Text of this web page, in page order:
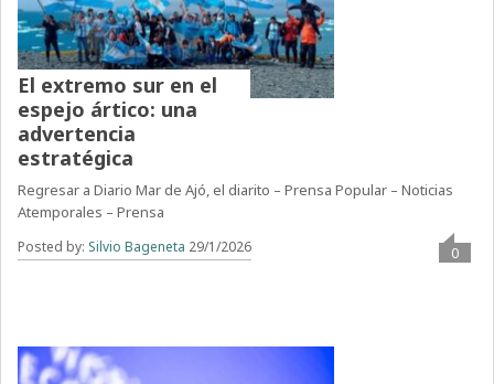
El extremo sur en el
espejo ártico: una
advertencia
estratégica
Regresar a Diario Mar de Ajó, el diarito – Prensa Popular – Noticias
Atemporales – Prensa
Posted by: Silvio Bageneta 29/1/2026 0